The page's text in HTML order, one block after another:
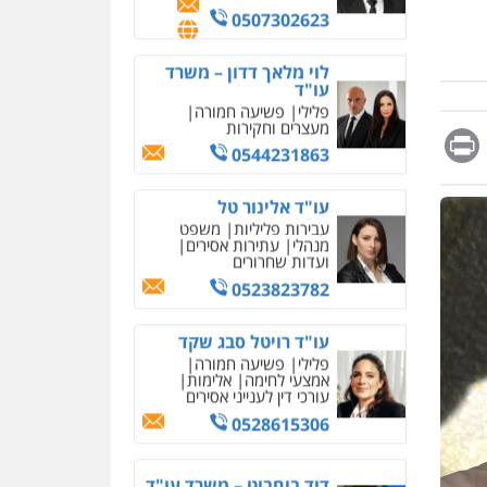
Message
Print
0507302623
לוי מלאך דדון – משרד
עו"ד
פלילי
מעצרים וחקירות
0544231863
עו"ד אלינור טל
עבירות פליליות משפט
מנהלי עתירות אסירים
ועדות שחרורים
0523823782
עו"ד רויטל סבג שקד
פלילי פשיעה חמורה
אמצעי לחימה אלימות
עורכי דין לענייני אסירים
0528615306
דוד בוחבוט – משרד עו"ד
מחיקת כתבות מגוגל
ודחיקת אזכורים שליליים
שירותים מקצועיים לעורכי
0522508109
אחסון אתרים
מהירות הגנה גיבוי
לעורכי דין
מרכז התחלה חדשה
אסירים עבירות מין
שירותים מקצועיים לעורכי
0544500346
מאיה בלום, עו"ס,
טיפול ושיקום
טיפול בהתמכרויות
תושב סכנין חשוד ששלח הודעות